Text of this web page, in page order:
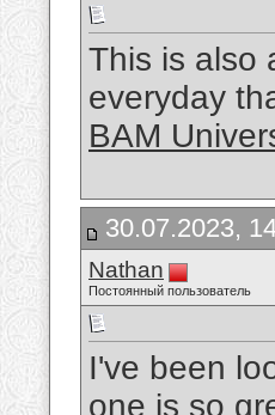
This is also
everyday
BAM
30.07.2023,
Nathan
Постоянный пользователь
I've been
one is so